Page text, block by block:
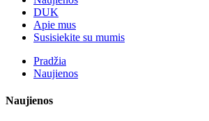
DUK
Apie mus
Susisiekite su mumis
Pradžia
Naujienos
Naujienos